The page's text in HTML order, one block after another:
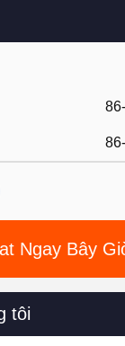
Ngay Bây
tôi